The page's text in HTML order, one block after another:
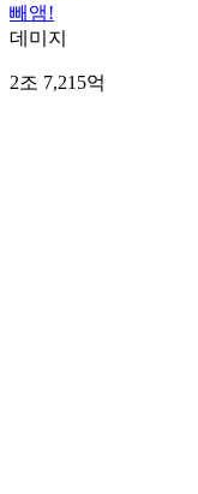
빼앰!
데미지
2조 7,215억